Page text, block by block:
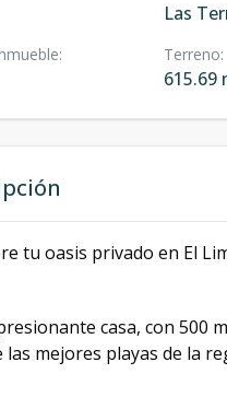
Las
: Terreno:
615.69
tu oasis privado en El
casa, con 500
las mejores playas de la